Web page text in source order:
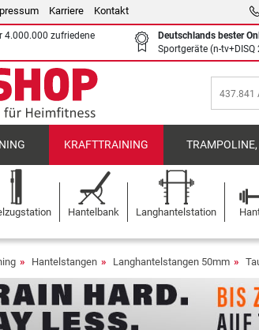
Karriere Kontakt
4.000.000 zufriedene
Deutschlands bester
Sportgeräte (n-
KRAFTTRAINING
Hantelbank Langhantelstation
Hantelstangen Langhantelstangen 50mm